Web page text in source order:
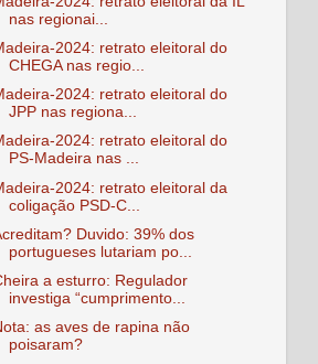
nas regionai...
2024: retrato eleitoral do
CHEGA nas regio...
2024: retrato eleitoral do
JPP nas regiona...
2024: retrato eleitoral do
PS-Madeira nas ...
2024: retrato eleitoral da
coligação PSD-C...
Duvido: 39% dos
portugueses lutariam po...
a esturro: Regulador
investiga “cumprimento...
as aves de rapina não
poisaram?